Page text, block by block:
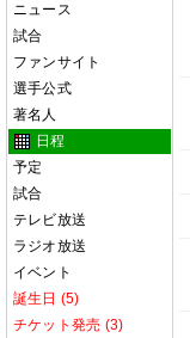
ニュース
試合
ファンサイト
選手公式
著名人
日程
予定
試合
テレビ放送
ラジオ放送
イベント
誕生日 (5)
チケット発売 (3)